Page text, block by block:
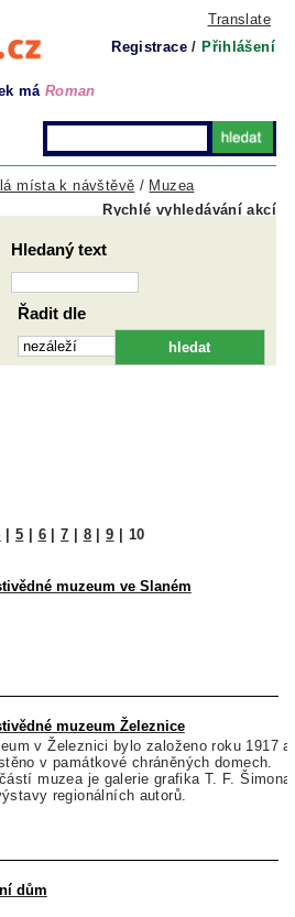
Translate
Registrace / Přihlášení
má Roman
Rychlé vyhledávání akcí
místa k návštěvě / Muzea
Hledaný text
Řadit dle
| 5 6|7 8|9 10
muzeum ve Slaném
muzeum Železnice
v Železnici bylo založeno roku 1917 a
v památkové chráněných domech.
muzea je galerie grafika T. F. Šimona,
regionálních autorů.
dům